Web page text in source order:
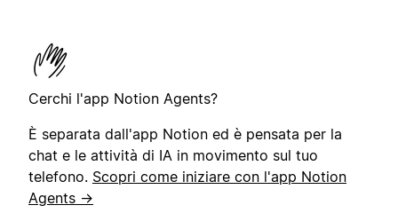
Cerchi l'app Notion Agents?
È separata dall'app Notion ed è pensata per la
chat e le attività di IA in movimento sul tuo
telefono. Scopri come iniziare con l'app Notion
Agents →